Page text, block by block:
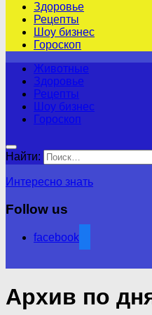
Здоровье
Рецепты
Шоу бизнес
Гороскоп
Животные
Здоровье
Рецепты
Шоу бизнес
Гороскоп
Найти:
Интересно знать
Follow us
facebook
Архив по